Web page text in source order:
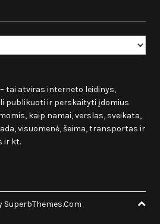
– tai atviras interneto leidinys,
publikuoti ir perskaityti įdomius
kaip namai, verslas, sveikata,
visuomenė, šeima, transportas ir
ir kt.
SuperbThemes.Com